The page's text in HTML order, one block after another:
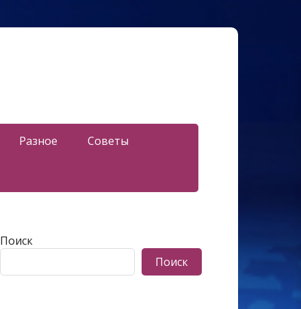
Разное Советы
Поиск
Поиск